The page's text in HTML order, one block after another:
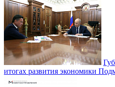
итогах развития экономики